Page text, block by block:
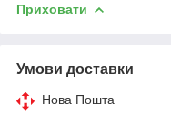
Приховати
Умови доставки
Нова Пошта